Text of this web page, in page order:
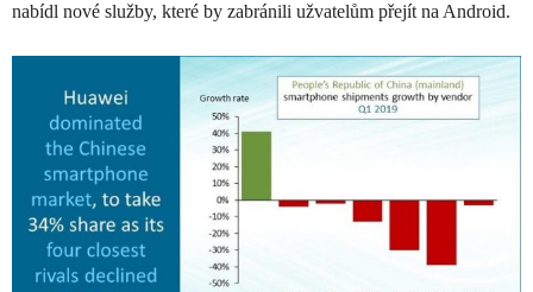
nabídl nové služby, které by zabránili užvatelům přejít na Android.